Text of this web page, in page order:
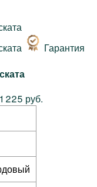
Гарантия
225 руб.